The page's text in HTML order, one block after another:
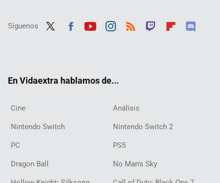
Síguenos
En Vidaextra hablamos de...
Cine Análisis
Nintendo Switch Nintendo Switch 2
PC PS5
Dragon Ball No Man's Sky